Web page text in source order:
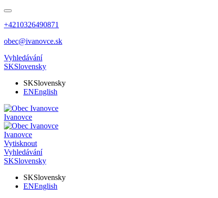
+4210326490871
obec@ivanovce.sk
Vyhledávání
SKSlovensky
SKSlovensky
ENEnglish
Ivanovce
Ivanovce
Vytisknout
Vyhledávání
SKSlovensky
SKSlovensky
ENEnglish